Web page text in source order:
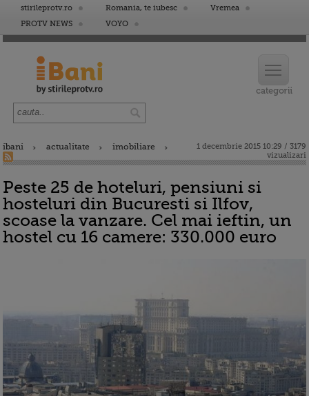
stirileprotv.ro Romania, te iubesc
Vremea
PROTV NEWS
VOYO
ibani actualitate imobiliare
1 decembrie 2015 10:29 / 3179
vizualizari
Peste 25 de hoteluri, pensiuni si
hosteluri din Bucuresti si Ilfov,
scoase la vanzare. Cel mai ieftin, un
hostel cu 16 camere: 330.000 euro